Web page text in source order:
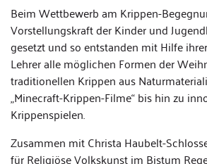
Beim Wettbewerb am Krippen-
Vorstellungskraft der Kinder und
gesetzt und so entstanden mit Hilfe
Lehrer alle möglichen Formen der
traditionellen Krippen aus
„Minecraft-Krippen-Filme“ bis hin zu
Krippenspielen.
Zusammen mit Christa Haubelt-
für Religiöse Volkskunst im Bistum